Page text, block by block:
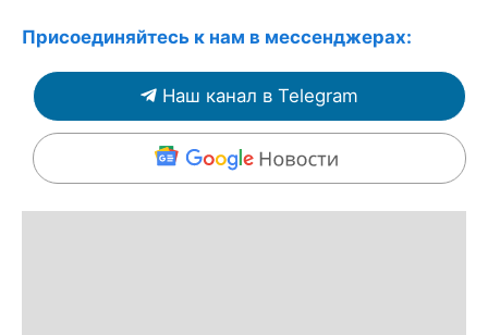
Присоединяйтесь к нам в мессенджерах:
Наш канал в Telegram